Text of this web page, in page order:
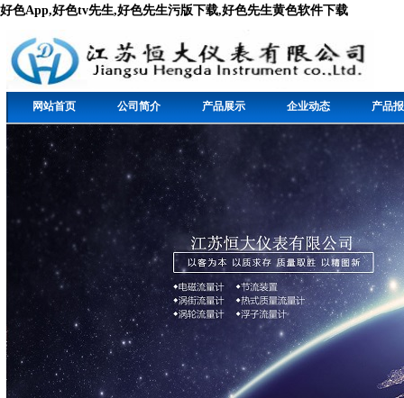
好色App,好色tv先生,好色先生污版下载,好色先生黄色软件下载
网站首页 公司简介 产品展示 企业动态 产品